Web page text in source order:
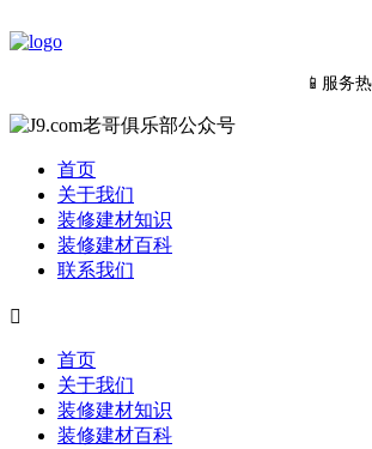
📱服务热
首页
关于我们
装修建材知识
装修建材百科
联系我们

首页
关于我们
装修建材知识
装修建材百科